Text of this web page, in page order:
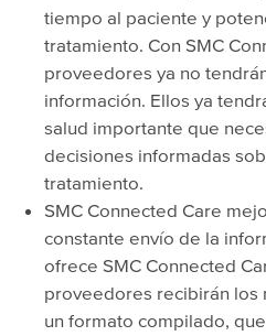
tiempo al paciente y
tratamiento. Con SMC
proveedores ya no
información. Ellos ya
salud importante que
decisiones informadas
tratamiento.
SMC Connected Care
constante envío de la
ofrece SMC Connected
proveedores recibirán los
un formato compilado,